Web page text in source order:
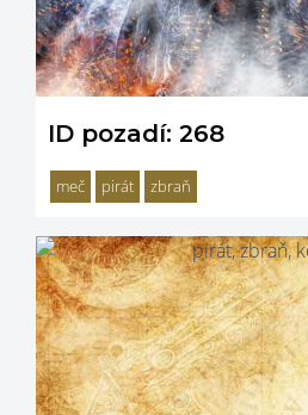
ID pozadí: 268
meč pirát zbraň